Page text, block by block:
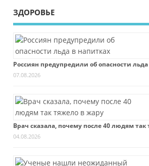
ЗДОРОВЬЕ
Россиян предупредили об опасности
07.08.2026
Врач сказала, почему после 40 людям
04.08.2026